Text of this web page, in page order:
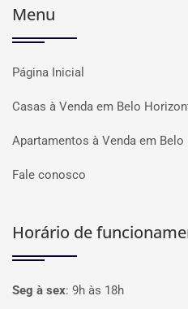
Menu
Página Inicial
Casas à Venda em Belo
Apartamentos à Venda em
Fale conosco
Horário de
Seg à sex: 9h às 18h